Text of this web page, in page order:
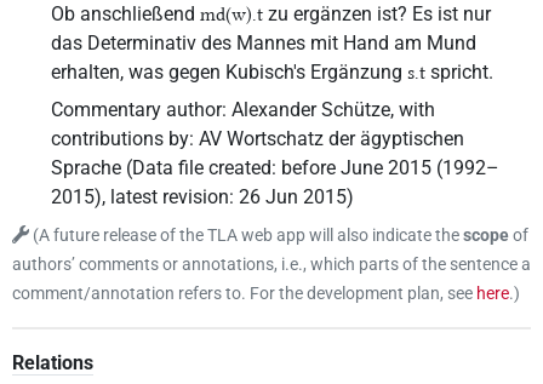
Ob anschließend md(w).t zu ergänzen ist? Es ist nur
das Determinativ des Mannes mit Hand am Mund
erhalten, was gegen Kubisch's Ergänzung s.t spricht.
Commentary author: Alexander Schütze, with
contributions by: AV Wortschatz der ägyptischen
Sprache (Data file created: before June 2015 (1992–
2015), latest revision: 26 Jun 2015)
(A future release of the TLA web app will also indicate thescopeof
authors’ comments or annotations, i.e., which parts of the sentence a
comment/annotation refers to. For the development plan, see here.)
Relations